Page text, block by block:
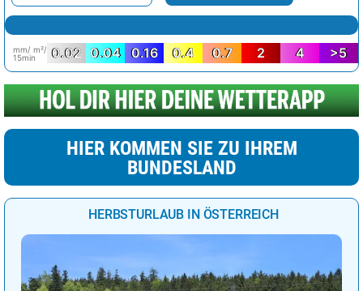
mm/ m²/
15min
0.02 0.04 0.16 0.4 0.7 2 4 >5
HIER KOMMEN SIE ZU IHREM
BUNDESLAND
HERBSTURLAUB IN ÖSTERREICH